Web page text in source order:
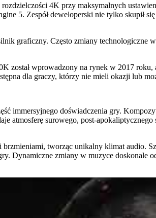
4K przy maksymalnych
5. Zespół deweloperski nie tylko skupił
graficzny. Często zmiany
został wprowadzony na rynek w 2017
dla graczy, którzy nie mieli okazji lub
immersyjnego doświadczenia gry.
atmosferę surowego, post-
tworząc unikalny klimat audio.
Dynamiczne zmiany w muzyce doskonale